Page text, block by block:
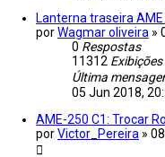
Lanterna traseira AME
porWagmar oliveira »
0 Respostas
11312 Exibições
Última
05 Jun 2018,
AME-250 C1: Trocar
porVictor_Pereira »